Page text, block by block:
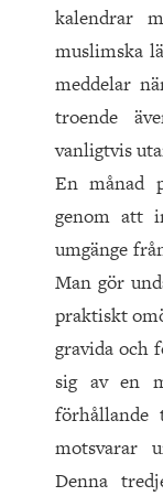
kalendrar
muslimska
meddelar
troende
vanligtvis
En månad
genom att
umgänge
Man gör
praktiskt
gravida och
sig av en
motsvarar
Denna